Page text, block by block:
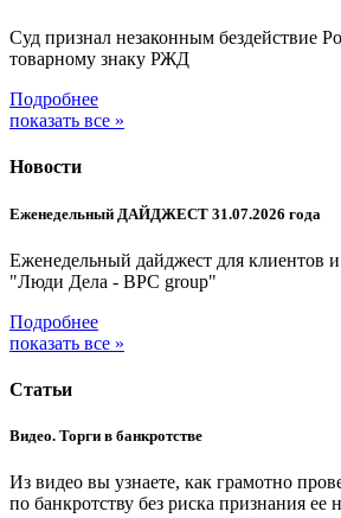
Суд признал незаконным бездействие
товарному знаку РЖД
Подробнее
показать все »
Новости
Еженедельный ДАЙДЖЕСТ 31.07.2026 года
Еженедельный дайджест для клиентов
"Люди Дела - BPC group"
Подробнее
показать все »
Статьи
Видео. Торги в банкротстве
Из видео вы узнаете, как грамотно
по банкротству без риска признания ее